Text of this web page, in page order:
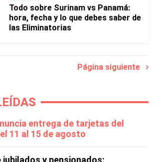
Todo sobre Surinam vs Panamá:
hora, fecha y lo que debes saber de
las Eliminatorias
Página siguiente
entrega de tarjetas del
11 al 15 de agosto
jubilados y pensionados: